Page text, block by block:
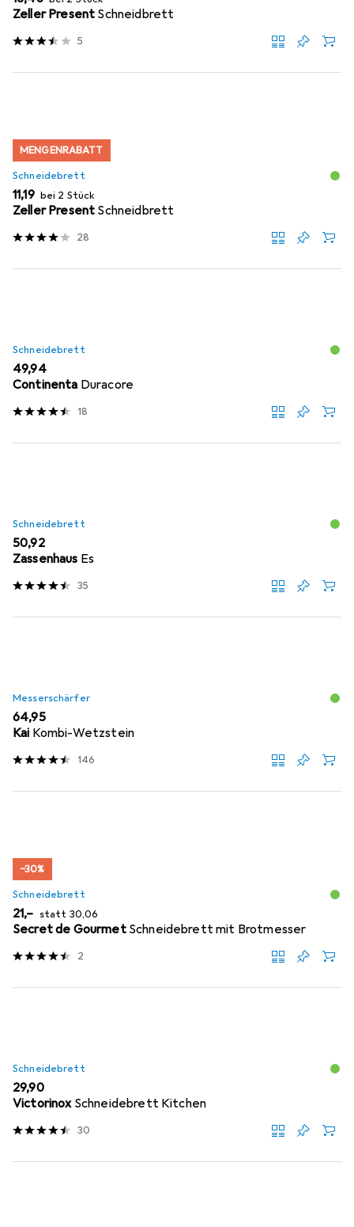
Zeller Present Schneidbrett
5
MENGENRABATT
Schneidebrett
EUR
11,19 bei 2 Stück
Zeller Present Schneidbrett
28
Schneidebrett
EUR
49,94
Continenta Duracore
18
Schneidebrett
EUR
50,92
Zassenhaus Es
35
Messerschärfer
EUR
64,95
Kai Kombi-Wetzstein
146
−30%
Schneidebrett
EUR
21,– statt EUR
30,06
Secret de Gourmet Schneidebrett mit Brotmesser
2
Schneidebrett
EUR
29,90
Victorinox Schneidebrett Kitchen
30